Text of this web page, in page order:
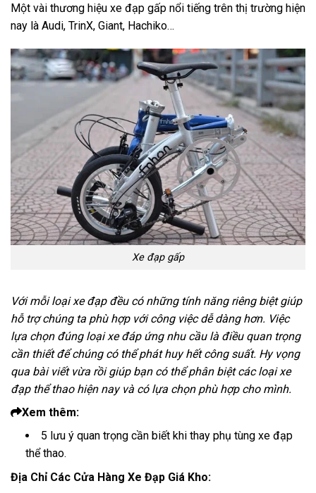
Một vài thương hiệu xe đạp gấp nổi tiếng trên thị trường hiện
nay là Audi, TrinX, Giant, Hachiko…
Xe đạp gấp
Với mỗi loại xe đạp đều có những tính năng riêng biệt giúp
hỗ trợ chúng ta phù hợp với công việc dễ dàng hơn. Việc
lựa chọn đúng loại xe đáp ứng nhu cầu là điều quan trọng
cần thiết để chúng có thể phát huy hết công suất. Hy vọng
qua bài viết vừa rồi giúp bạn có thể phân biệt các loại xe
đạp thể thao hiện nay và có lựa chọn phù hợp cho mình.
Xem thêm:
5 lưu ý quan trọng cần biết khi thay phụ tùng xe đạp
thể thao.
Địa Chỉ Các Cửa Hàng Xe Đạp Giá Kho: